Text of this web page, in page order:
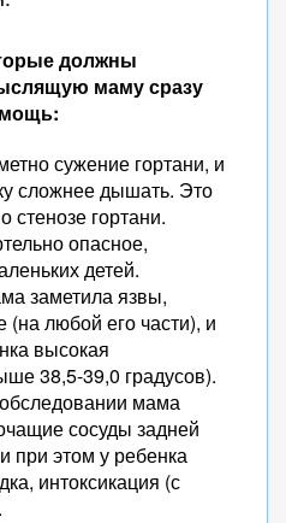
должны
маму сразу
сужение гортани, и
сложнее дышать. Это
стенозе гортани.
опасное,
детей.
заметила язвы,
(на любой его части), и
высокая
38,5-39,0 градусов).
мама
сосуды задней
при этом у ребенка
интоксикация (с